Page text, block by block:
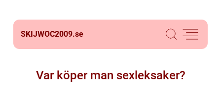
SKIJWOC2009.se
Var köper man sexleksaker?